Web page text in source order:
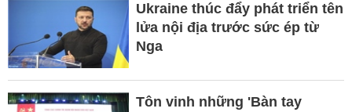
Ukraine thúc đẩy phát triển tên
lửa nội địa trước sức ép từ
Nga
Tôn vinh những 'Bàn tay